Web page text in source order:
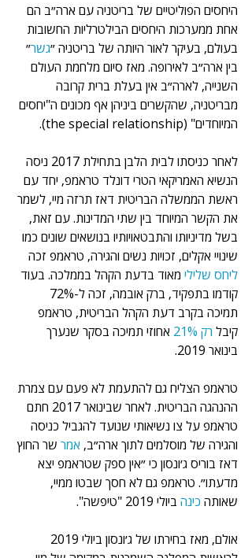
היחסים הפוליטיים של בריטניה עם ארה״ב הם
אחת ממערכות היחסים הבילטרליות החשובות
בעולם, בעיקר לאור היותה של בריטניה ״גשר״
בין ארה״ב לאירופה. מאז סיום מלחמת העולם
השנייה, לארה״ב אין בעלת ברית קרובה
מבריטניה, שהקשרים ביניהן אף מכונים ה"יחסים
המיוחדים" (the special relationship).
לאחר כניסתו לבית הלבן בתחילת 2017 ניסה
הנשיא האמריקאי הטרי דונלד טראמפ, יחד עם
ראשת הממשלה הבריטית דאז תרזה מיי, לשמר
את הקשר המיוחד בין שתי המדינות. עם זאת,
בשל מדיניותו והתבטאויותיו בנושאים שונים כמו
שינויי אקלים, זכויות נשים והגירה, טראמפ זכה
ליחס שלילי מאוד בדעת הקהל בממלכה. בעוד
תמיכה בקרב דעת הקהל הבריטית, טראמפ
קיבל רק 21%
אחוזי תמיכה בסקר שנערך
בינואר 2019.
טראמפ הצליח גם להתעמת לא פעם עם צמרת
ההנהגה הבריטית. לאחר שבינואר 2017 חתם
טראמפ על צו נשיאותי שנועד להגביל כניסה
והגירה של מוסלמים לתוך ארה״ב, אמר שר החוץ
דאז בוריס ג׳ונסון כי ״אין ספק שטראמפ יצא
מדעתו״. טראמפ גם לא חסך שבטו ממיי,
שאותה כינה ביולי 2019 "טיפשה".